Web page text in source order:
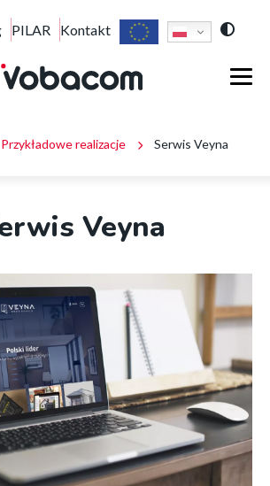
PILAR Kontakt
Przykładowe realizacje Serwis Veyna
Veyna